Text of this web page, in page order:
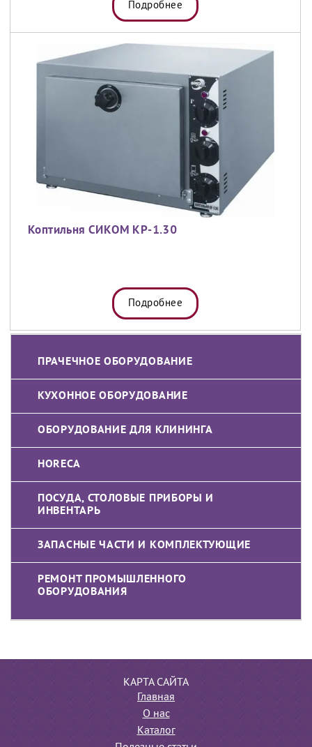
ПРАЧЕЧНОЕ ОБОРУДОВАНИЕ
КУХОННОЕ ОБОРУДОВАНИЕ
ОБОРУДОВАНИЕ ДЛЯ КЛИНИНГА
HORECA
ПОСУДА, СТОЛОВЫЕ ПРИБОРЫ И
ИНВЕНТАРЬ
ЗАПАСНЫЕ ЧАСТИ И КОМПЛЕКТУЮЩИЕ
РЕМОНТ ПРОМЫШЛЕННОГО
ОБОРУДОВАНИЯ
Подробнее
Коптильня СИКОМ КР-1.30
Подробнее
КАРТА САЙТА
Главная
О нас
Каталог